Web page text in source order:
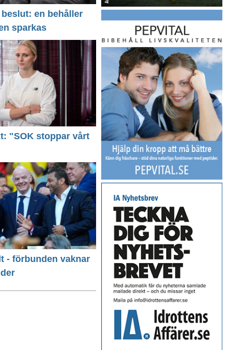
en behåller
sparkas
"SOK stoppar vårt
- förbunden vaknar